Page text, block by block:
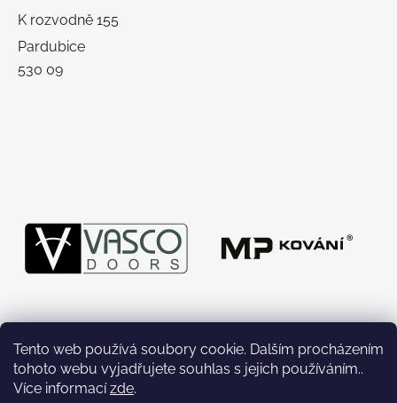
Tento web používá soubory cookie. Dalším procházením
tohoto webu vyjadřujete souhlas s jejich používáním..
Více informacízde.
K rozvodně 155
Pardubice
530 09